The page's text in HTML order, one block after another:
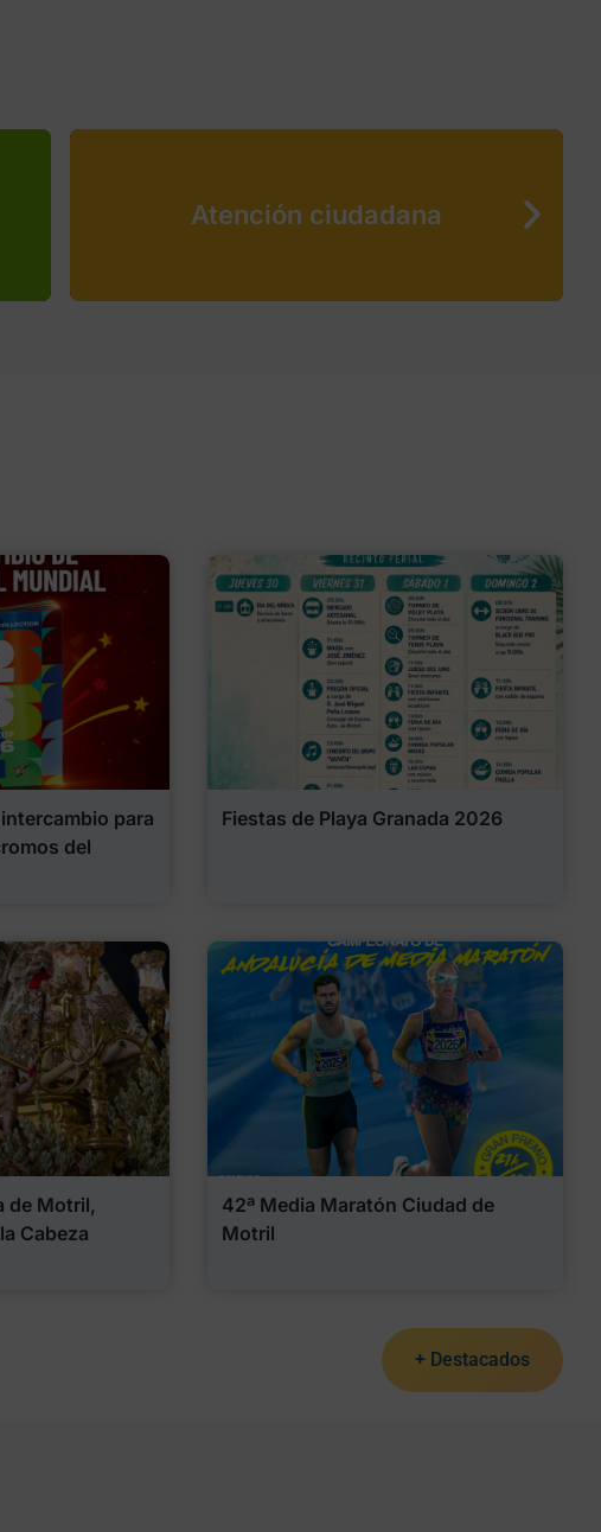
Atención ciudadana
para
del
Fiestas de Playa Granada 2026
de Motril,
Cabeza
42ª Media Maratón Ciudad de
Motril
+ Destacados